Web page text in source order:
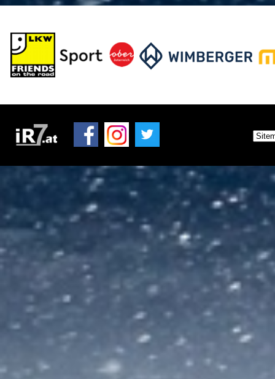
Live-Resultate
Gemeinden
Zimmernachweis
Merchandise Shop
Archiv